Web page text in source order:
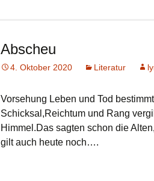
Abscheu
4. Oktober 2020 Literatur
Vorsehung Leben und Tod
Schicksal,Reichtum und Rang
Himmel.Das sagten schon die
gilt auch heute noch….